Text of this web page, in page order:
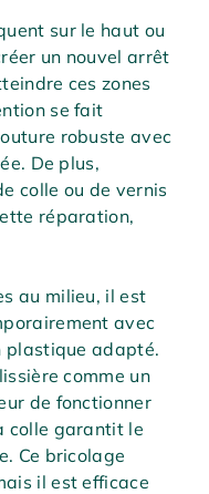
sur le haut ou
un nouvel arrêt
ces zones
se fait
robuste avec
De plus,
colle ou de vernis
réparation,
au milieu, il est
avec
plastique adapté.
comme un
de fonctionner
colle garantit le
Ce bricolage
il est efficace